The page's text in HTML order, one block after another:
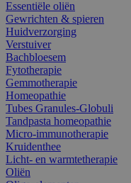
Essentiële oliën
Gewrichten & spieren
Huidverzorging
Verstuiver
Bachbloesem
Fytotherapie
Gemmotherapie
Homeopathie
Tubes Granules-Globuli
Tandpasta homeopathie
Micro-immunotherapie
Kruidenthee
Licht- en warmtetherapie
Oliën